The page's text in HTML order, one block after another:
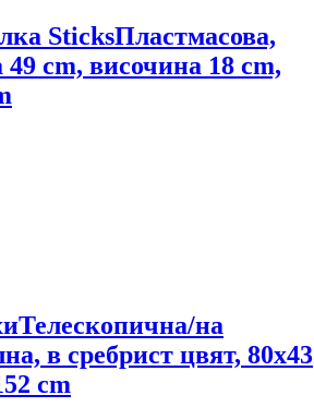
SticksПластмасова,
cm, височина 18 cm,
Телескопична/на
в сребрист цвят, 80x43
cm